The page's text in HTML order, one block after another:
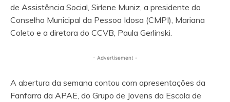
de Assistência Social, Sirlene Muniz, a presidente do
Conselho Municipal da Pessoa Idosa (CMPI), Mariana
Coleto e a diretora do CCVB, Paula Gerlinski.
- Advertisement -
A abertura da semana contou com apresentações da
Fanfarra da APAE, do Grupo de Jovens da Escola de